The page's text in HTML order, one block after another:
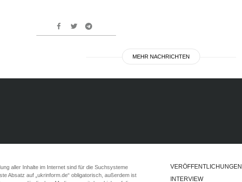
MEHR NACHRICHTEN
VERÖFFENTLICHUNGEN
INTERVIEW
aller Inhalte im Internet sind für die Suchsysteme
Absatz auf „ukrinform.de“ obligatorisch, außerdem ist